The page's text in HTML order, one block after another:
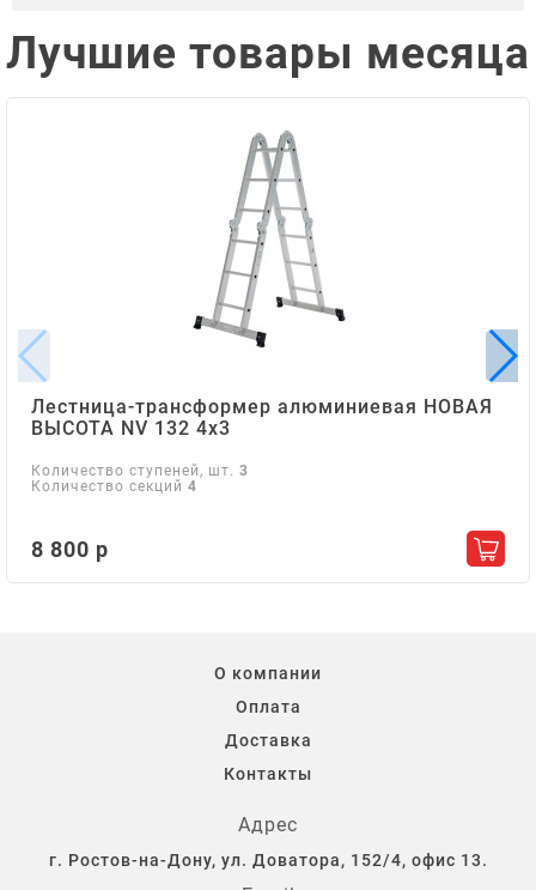
Лучшие товары месяца
Лестница-трансформер алюминиевая НОВАЯ
ВЫСОТА NV 132 4х3
Количество ступеней, шт. 3
Количество секций 4
8 800 р
О компании
Оплата
Доставка
Контакты
Адрес
г. Ростов-на-Дону, ул. Доватора, 152/4, офис 13.